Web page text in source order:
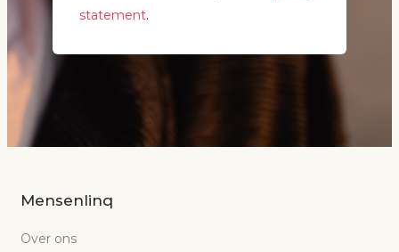
statement.
Mensenlinq
Over ons